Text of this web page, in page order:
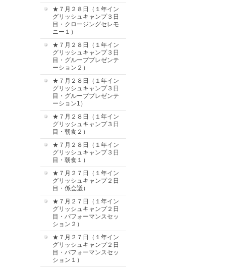
★７月２８日（１年イン
グリッシュキャンプ３日
目・クロージングセレモ
ニー１）
★７月２８日（１年イン
グリッシュキャンプ３日
目・グループプレゼンテ
ーション２）
★７月２８日（１年イン
グリッシュキャンプ３日
目・グループプレゼンテ
ーション1）
★７月２８日（１年イン
グリッシュキャンプ３日
目・朝食２）
★７月２８日（１年イン
グリッシュキャンプ３日
目・朝食１）
★７月２７日（１年イン
グリッシュキャンプ２日
目・係会議）
★７月２７日（１年イン
グリッシュキャンプ２日
目・パフォーマンスセッ
ション２）
★７月２７日（１年イン
グリッシュキャンプ２日
目・パフォーマンスセッ
ション１）